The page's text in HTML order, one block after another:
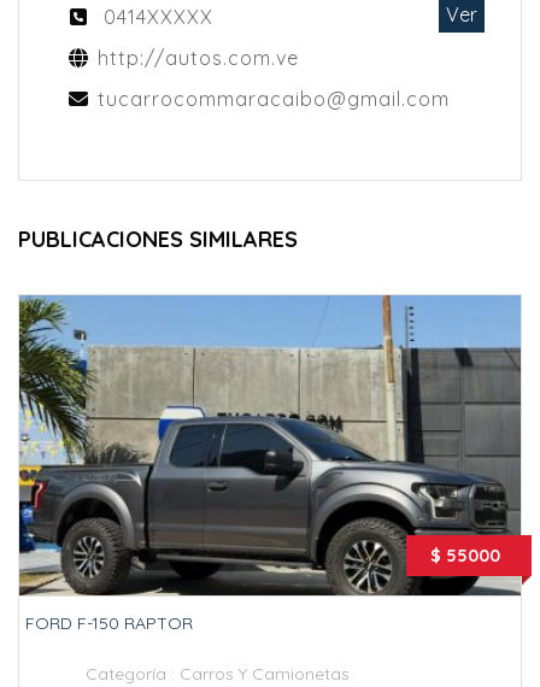
0414XXXXX
Ver
http://autos.com.ve
tucarrocommaracaibo@gmail.com
PUBLICACIONES SIMILARES
$ 55000
FORD F-150 RAPTOR
Categoría : Carros Y Camionetas